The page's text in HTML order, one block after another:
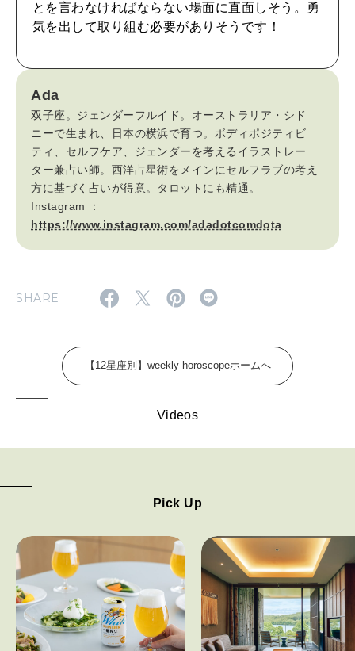
WORK&MONEY
いい人生って？
特集
2026年9月号「北海道 おいしく遊ぶ、夏のご褒美旅。」
2026年8月号『お茶の時間です。』
2026年7月号「鎌倉 ローカルが 教えてくれた 本当の歩き方。」
2026年5月号「“大好き”に出会いに。韓国」
2026年4月号「未来をつくる、学びの教科書。」
2026年3月号「スイーツ予想図 2026」
2026年2月号「良運を掴む 新・開運術。」
2025年12月号「お酒の新常識。」
MAGAZINE MOOK
FOLLOW US!
とを言わなければならない場面に直面しそう。勇
気を出して取り組む必要がありそうです！
Ada
双子座。ジェンダーフルイド。オーストラリア・シド
ニーで生まれ、日本の横浜で育つ。ボディポジティビ
ティ、セルフケア、ジェンダーを考えるイラストレー
ター兼占い師。西洋占星術をメインにセルフラブの考え
方に基づく占いが得意。タロットにも精通。
Instagram ：
https://www.instagram.com/adadotcomdota
SHARE
【12星座別】weekly horoscopeホームへ
Videos
Pick Up